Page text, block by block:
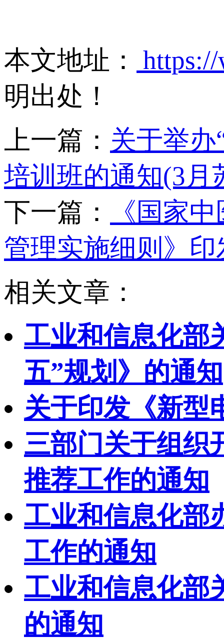
本文地址：
明出处！
上一篇： 关于举办
培训班的通知(3月
下一篇：
《国家
管理实施细则》印
相关文章：
工业和信息化部
五”规划》的通知
关于印发《新型
三部门关于组织
推荐工作的通知
工业和信息化部
工作的通知
工业和信息化部
的通知